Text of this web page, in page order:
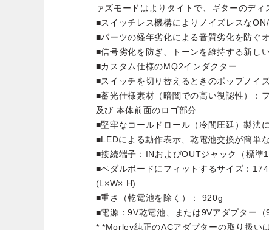
ァズモードはよりタイトで、ギターのデ
■スイッチレス機構によりノイズレスな
■パーツの経年劣化による音質劣化を防ぐ
■信号劣化を防ぎ、トーンを維持する新し
■カスタム仕様のMQ2インダクター
■スイッチを切り替えるときのポップノイ
■蓄光仕様素材（暗闇での高い視認性）：
及び 本体前面のロゴ部分
■堅牢なコールドロール（冷間圧延）製法
■LEDによる動作表示、乾電池交換が簡単
■接続端子：INおよびOUTジャック（標準
■ペダルボードにフィットするサイズ：
(L×W× H)
■重さ（乾電池を除く）： 920g
■電源：9V乾電池、または9Vアダプター（
* *Morley純正のACアダプターの取り扱い